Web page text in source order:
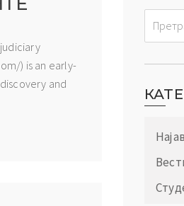
) is an early-
and